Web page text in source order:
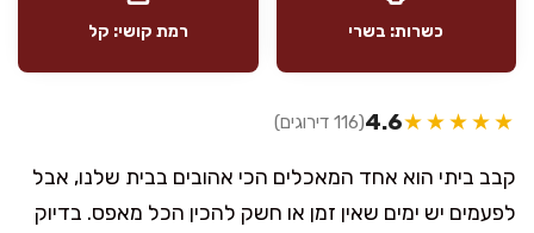
כשרות: בשרי רמת קושי: קל
★★★★★
4.6(116 דירוגים)
קבב ביתי הוא אחד המאכלים הכי אהובים בבית שלנו, אבל
לפעמים יש ימים שאין זמן או חשק להכין הכל מאפס. בדיוק